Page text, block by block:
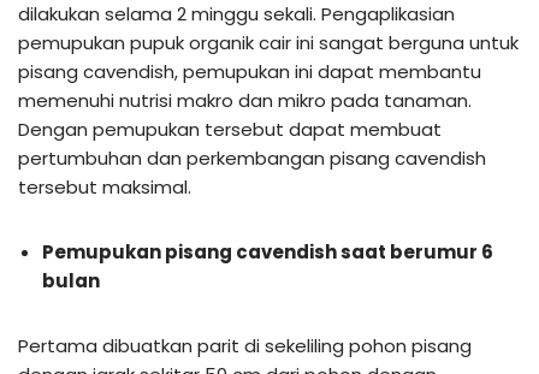
dilakukan selama 2 minggu sekali. Pengaplikasian
pemupukan pupuk organik cair ini sangat berguna untuk
pisang cavendish, pemupukan ini dapat membantu
memenuhi nutrisi makro dan mikro pada tanaman.
Dengan pemupukan tersebut dapat membuat
pertumbuhan dan perkembangan pisang cavendish
tersebut maksimal.
Pemupukan pisang cavendish saat berumur 6
bulan
Pertama dibuatkan parit di sekeliling pohon pisang